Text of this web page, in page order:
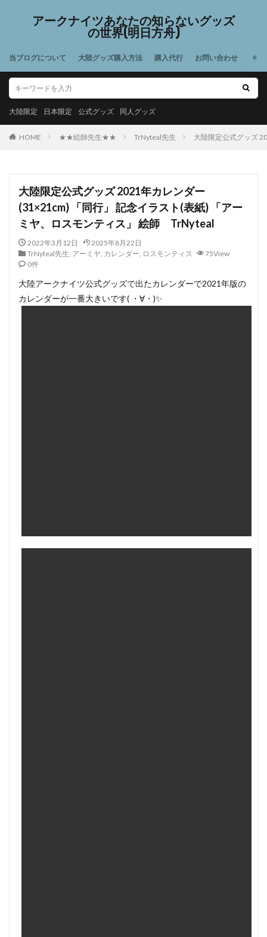
アークナイツあなたの知らないグッズ
の世界(明日方舟)
当ブログについて 大陸グッズ購入方法 購入代行 お問い合わせ
大陸限定 日本限定 公式グッズ 同人グッズ
HOME ★★絵師先生★★ TrNyteal先生 大陸限定公式グッズ
大陸限定公式グッズ 2021年カレンダー
(31×21cm) 「同行」 記念イラスト(表紙) 「アー
ミヤ、ロスモンティス」 絵師 TrNyteal
2022年3月12日
2025年8月22日
TrNyteal先生, アーミヤ, カレンダー, ロスモンティス
75View
0件
大陸アークナイツ公式グッズで出たカレンダーで2021年版の
カレンダーが一番大きいです( ・∀・)✨